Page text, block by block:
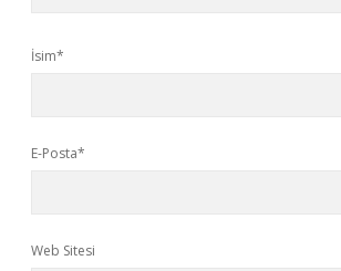
İsim*
E-Posta*
Web Sitesi